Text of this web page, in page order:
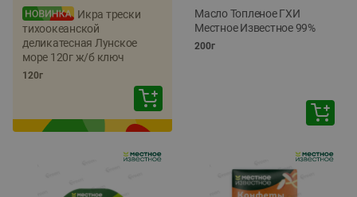
Икра трески
тихоокеанской
деликатесная Лунское
море 120г ж/б ключ
120г
Масло Топленое ГХИ
Местное Известное 99%
200г